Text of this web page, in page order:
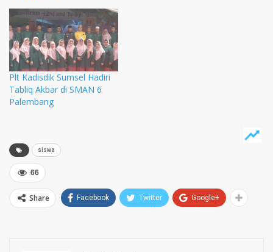
Plt Kadisdik Sumsel Hadiri
Tabliq Akbar di SMAN 6
Palembang
siswa
66
Share Facebook Twitter Google+